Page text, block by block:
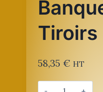
Tiroirs
58,35 € HT
quantité